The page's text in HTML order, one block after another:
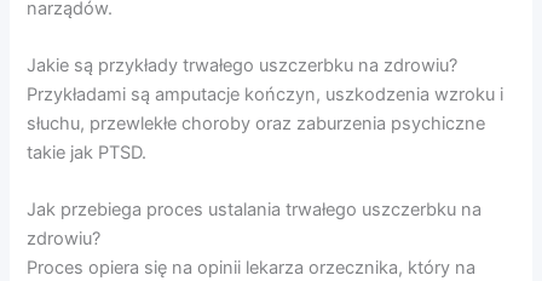
narządów.
Jakie są przykłady trwałego uszczerbku na zdrowiu?
Przykładami są amputacje kończyn, uszkodzenia wzroku i
słuchu, przewlekłe choroby oraz zaburzenia psychiczne
takie jak PTSD.
Jak przebiega proces ustalania trwałego uszczerbku na
zdrowiu?
Proces opiera się na opinii lekarza orzecznika, który na